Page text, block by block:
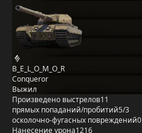
B_E_L_O_M_O_R
Conqueror
Выжил
Произведено выстрелов11
прямых попаданий/пробитий5/3
осколочно-фугасных повреждений0
Нанесение урона1216